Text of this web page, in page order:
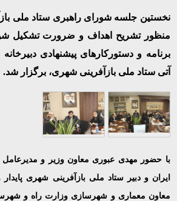
نخستین جلسه شورای راهبری ستاد ملی
منظور تشریح اهداف و ضرورت تشکیل
برنامه و دستورکارهای پیشنهادی
آتی ستاد ملی بازآفرینی شهری، برگزار شد.
با حضور مهدی عبوری معاون وزیر و
ایران و دبیر ستاد ملی بازآفرینی شهری
معاون معماری و شهرسازی وزارت راه و